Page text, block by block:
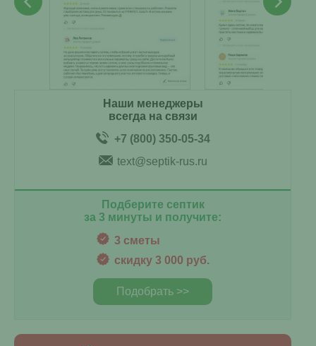
Наши менеджеры
всегда на связи
+7 (800) 350-05-34
text@septik-rus.ru
Подберите септик
за 3 минуты и получите:
3 сметы
скидку 3 000 руб.
Подобрать >>